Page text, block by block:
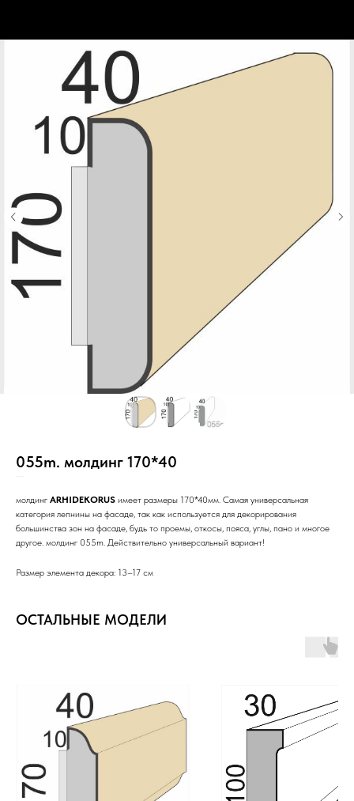
055m. молдинг 170*40
молдинг ARHIDEKORUS имеет размеры 170*40мм. Самая универсальная
категория лепнины на фасаде, так как используется для декорирования
большинства зон на фасаде, будь то проемы, откосы, пояса, углы, пано и многое
другое. молдинг 055m. Действительно универсальный вариант!
Размер элемента декора: 13–17 см
ОСТАЛЬНЫЕ МОДЕЛИ